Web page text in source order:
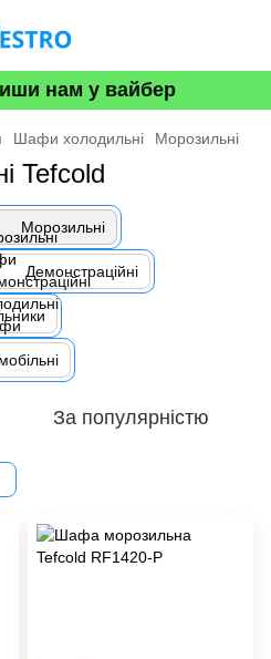
нам у вайбер
Шафи холодильні Морозильнi
Tefcold
Морозильнi
Демонстраційні
За популярністю